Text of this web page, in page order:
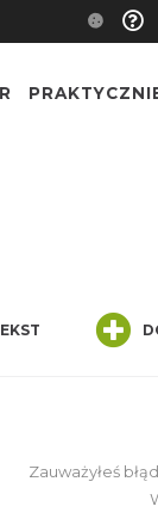
Zauważyłeś